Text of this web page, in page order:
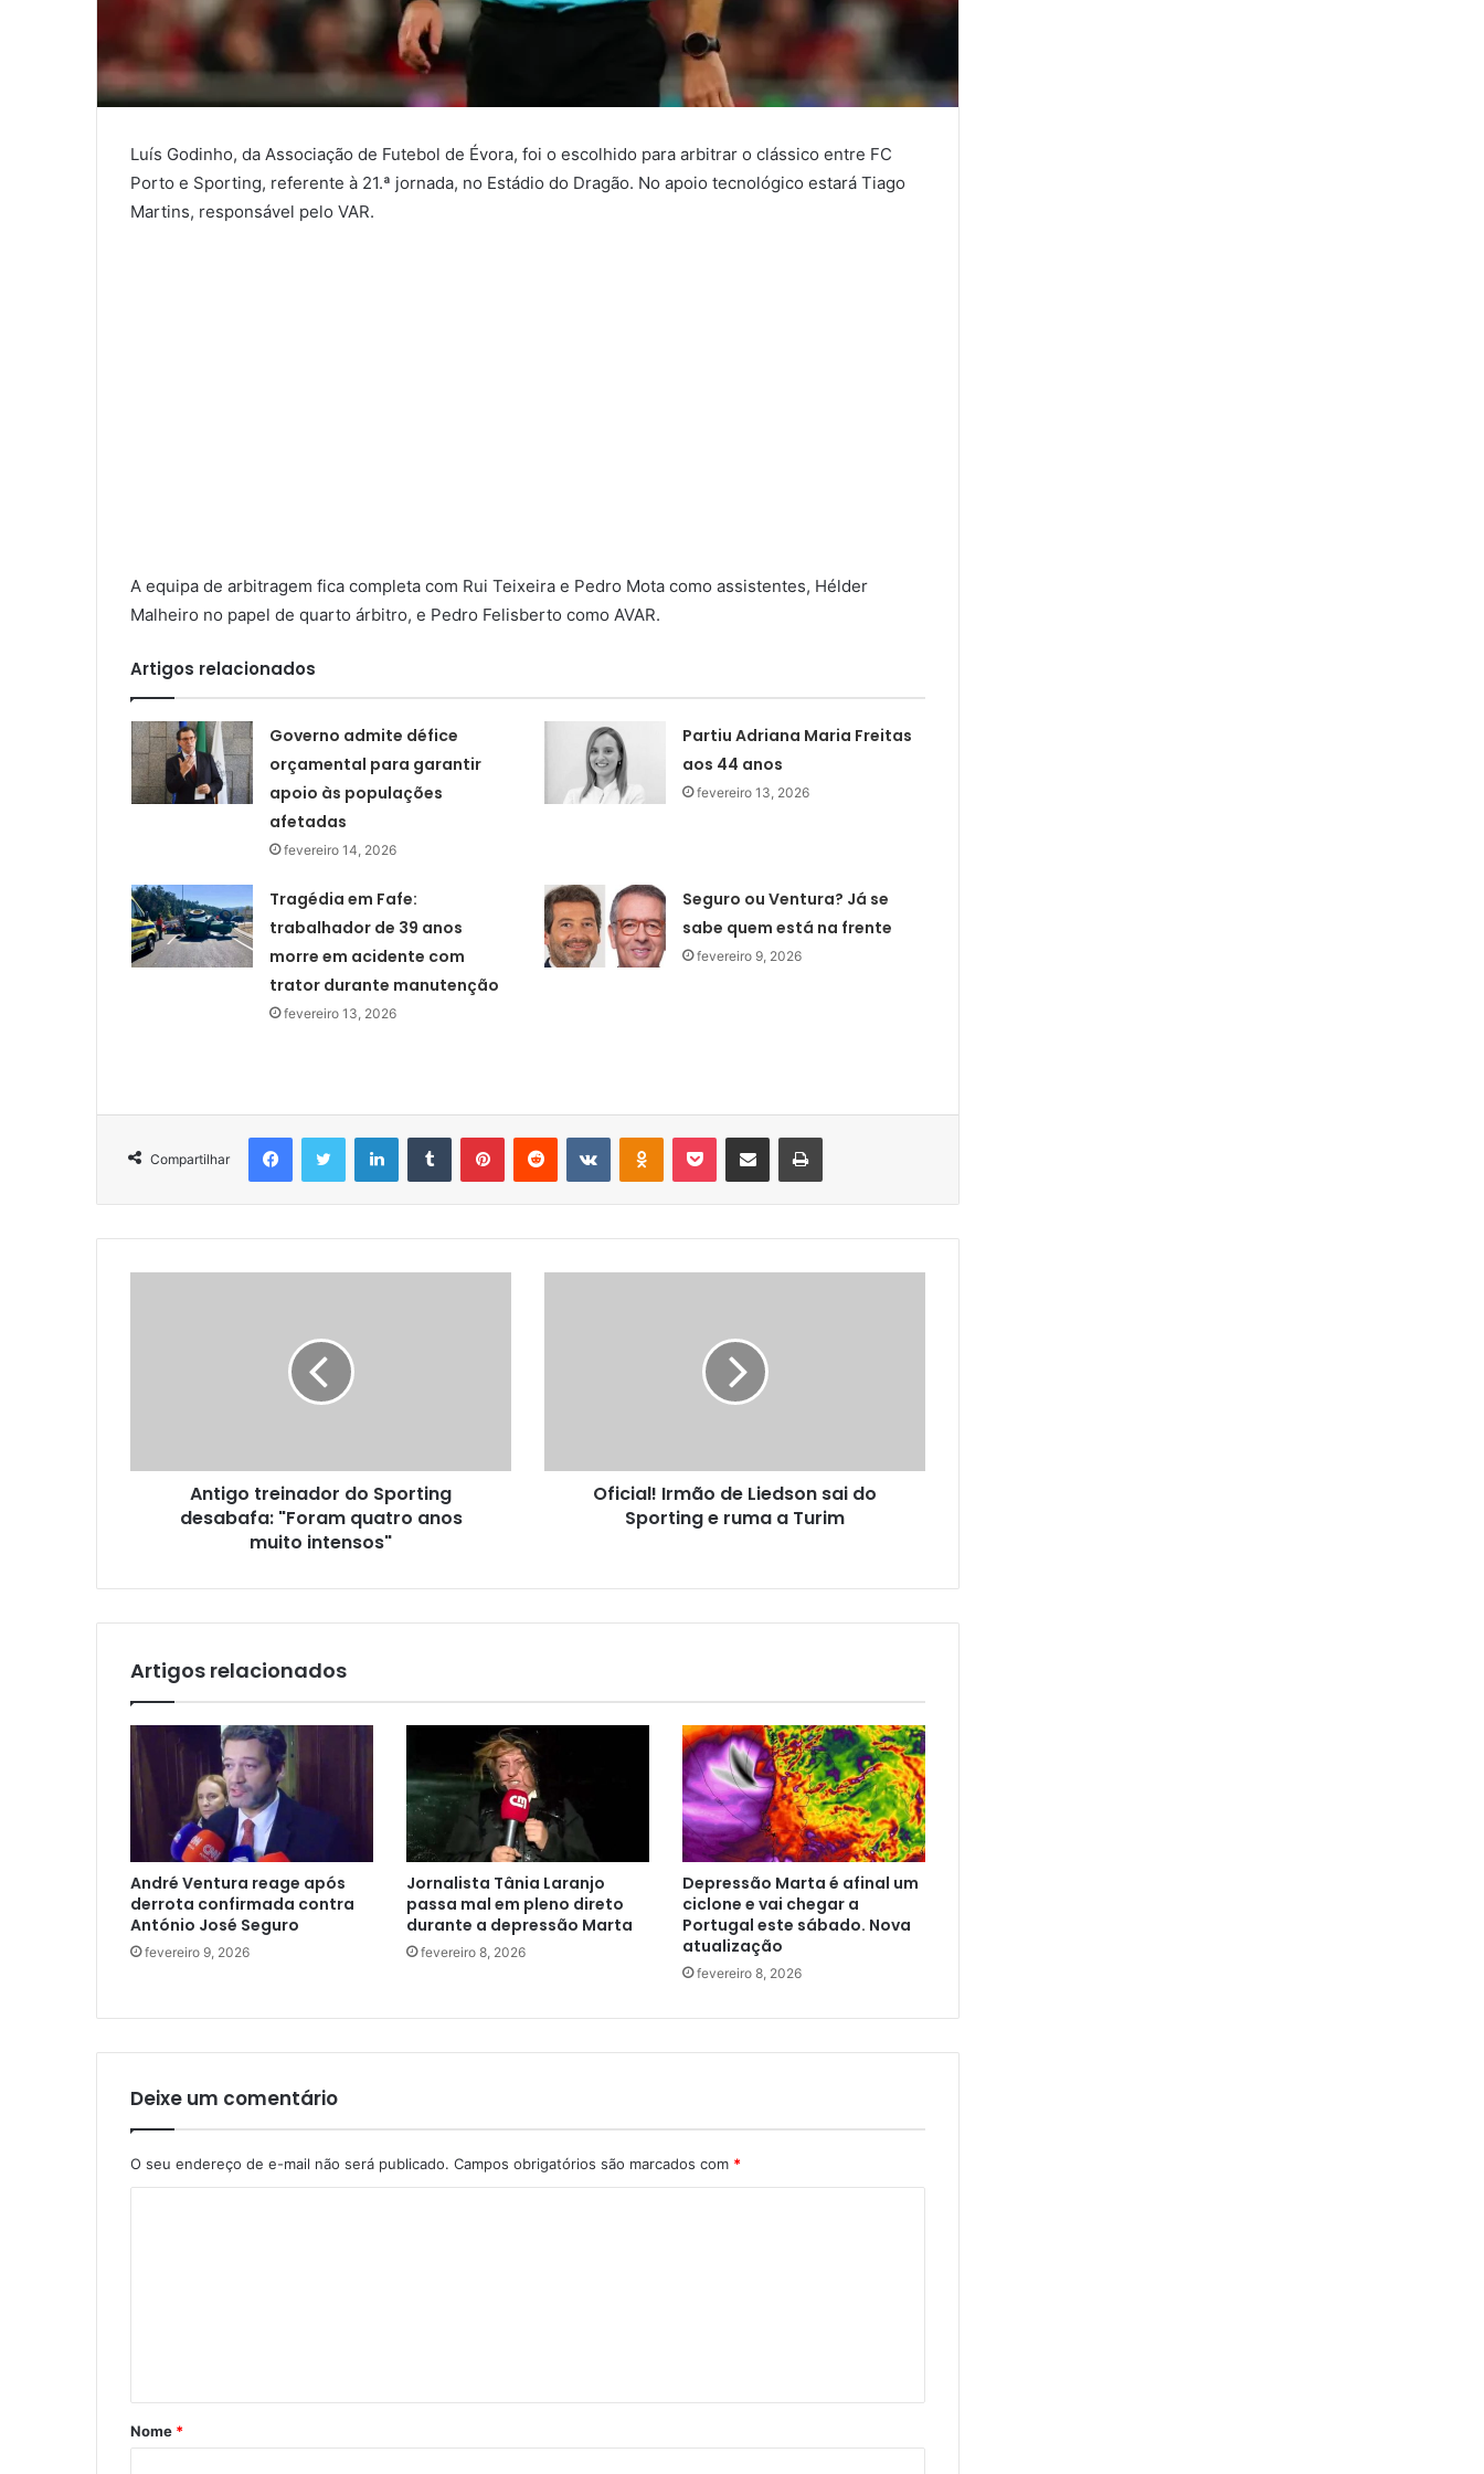
Luís Godinho, da Associação de Futebol de Évora, foi o escolhido para arbitrar o clássico entre FC
Porto e Sporting, referente à 21.ª jornada, no Estádio do Dragão. No apoio tecnológico estará Tiago
Martins, responsável pelo VAR.
A equipa de arbitragem fica completa com Rui Teixeira e Pedro Mota como assistentes, Hélder
Malheiro no papel de quarto árbitro, e Pedro Felisberto como AVAR.
Artigos relacionados
Governo admite défice
orçamental para garantir
apoio às populações
afetadas
fevereiro 14, 2026
Partiu Adriana Maria Freitas
aos 44 anos
fevereiro 13, 2026
Tragédia em Fafe:
trabalhador de 39 anos
morre em acidente com
trator durante manutenção
fevereiro 13, 2026
Seguro ou Ventura? Já se
sabe quem está na frente
fevereiro 9, 2026
Compartilhar
FacebookTwitter LinkedinTumblr PinterestReddit VK OK Pocket Compartilhar via e-mail Imprimir
Antigo treinador do Sporting
desabafa: "Foram quatro anos
muito intensos"
Oficial! Irmão de Liedson sai do
Sporting e ruma a Turim
Artigos relacionados
André Ventura reage após
derrota confirmada contra
António José Seguro
fevereiro 9, 2026
Jornalista Tânia Laranjo
passa mal em pleno direto
durante a depressão Marta
fevereiro 8, 2026
Depressão Marta é afinal um
ciclone e vai chegar a
Portugal este sábado. Nova
atualização
fevereiro 8, 2026
Deixe um comentário
O seu endereço de e-mail não será publicado. Campos obrigatórios são marcados com *
á
r
Nome *